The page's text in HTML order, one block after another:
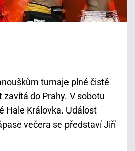
turnaje plné čistě
do Prahy. V sobotu
Hale Královka. Událost
večera se představí Jiří